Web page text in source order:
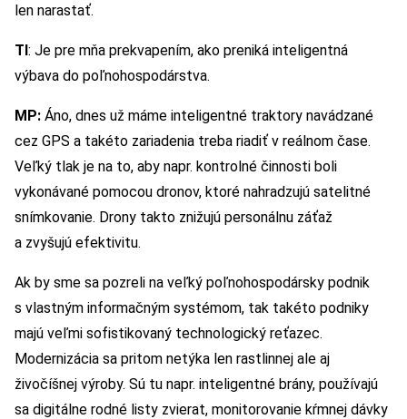
len narastať.
TI: Je pre mňa prekvapením, ako preniká inteligentná
výbava do poľnohospodárstva.
MP: Áno, dnes už máme inteligentné traktory navádzané
cez GPS a takéto zariadenia treba riadiť v reálnom čase.
Veľký tlak je na to, aby napr. kontrolné činnosti boli
vykonávané pomocou dronov, ktoré nahradzujú satelitné
snímkovanie. Drony takto znižujú personálnu záťaž
a zvyšujú efektivitu.
Ak by sme sa pozreli na veľký poľnohospodársky podnik
s vlastným informačným systémom, tak takéto podniky
majú veľmi sofistikovaný technologický reťazec.
Modernizácia sa pritom netýka len rastlinnej ale aj
živočíšnej výroby. Sú tu napr. inteligentné brány, používajú
sa digitálne rodné listy zvierat, monitorovanie kŕmnej dávky